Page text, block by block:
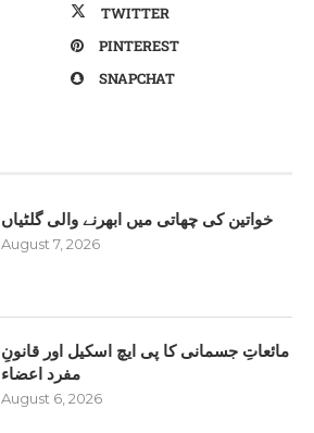
TWITTER
PINTEREST
SNAPCHAT
خواتین کی چھاتی میں ابھرنے والی گلٹیاں
August 7, 2026
مائعاتِ جسمانی کا پی ایچ اسکیل اور قانونِ
مفرد اعضاء
August 6, 2026